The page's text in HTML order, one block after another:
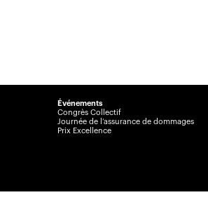
Événements
Congrès Collectif
Journée de l’assurance de dommages
Prix Excellence